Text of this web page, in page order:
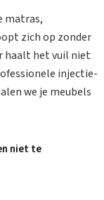
matras,
zich op zonder
haalt het vuil niet
injectie-
we je meubels
niet te